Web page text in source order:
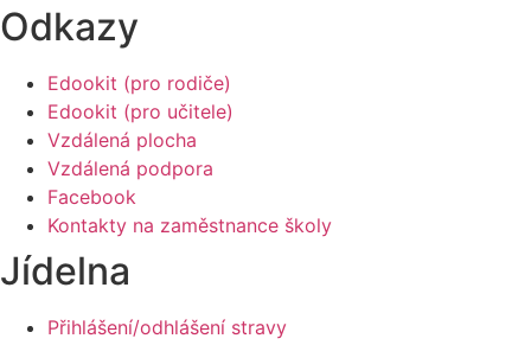
Odkazy
Edookit (pro rodiče)
Edookit (pro učitele)
Vzdálená plocha
Vzdálená podpora
Facebook
Kontakty na zaměstnance školy
Jídelna
Přihlášení/odhlášení stravy